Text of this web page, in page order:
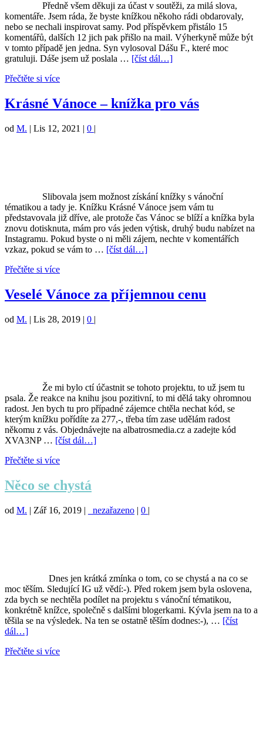
Předně všem děkuji za účast v soutěži, za milá slova,
komentáře. Jsem ráda, že byste knížkou někoho rádi obdarovaly,
nebo se nechali inspirovat samy. Pod příspěvkem přistálo 15
komentářů, dalších 12 jich pak přišlo na mail. Výherkyně může být
v tomto případě jen jedna. Syn vylosoval Dášu F., které moc
gratuluji. Dáše jsem už poslala … [číst dál…]
Přečtěte si více
Krásné Vánoce – knížka pro vás
od M. | Lis 12, 2021 | 0 |
Slibovala jsem možnost získání knížky s vánoční
tématikou a tady je. Knížku Krásné Vánoce jsem vám tu
představovala již dříve, ale protože čas Vánoc se blíží a knížka byla
znovu dotisknuta, mám pro vás jeden výtisk, druhý budu nabízet na
Instagramu. Pokud byste o ni měli zájem, nechte v komentářích
vzkaz, pokud se vám to … [číst dál…]
Přečtěte si více
Veselé Vánoce za příjemnou cenu
od M. | Lis 28, 2019 | 0 |
Že mi bylo ctí účastnit se tohoto projektu, to už jsem tu
psala. Že reakce na knihu jsou pozitivní, to mi dělá taky ohromnou
radost. Jen bych tu pro případné zájemce chtěla nechat kód, se
kterým knížku pořídíte za 277,-, třeba tím zase udělám radost
někomu z vás. Objednávejte na albatrosmedia.cz a zadejte kód
XVA3NP … [číst dál…]
Přečtěte si více
Něco se chystá
od M. | Zář 16, 2019 | _nezařazeno | 0 |
Dnes jen krátká zmínka o tom, co se chystá a na co se
moc těším. Sledující IG už vědí:-). Před rokem jsem byla oslovena,
zda bych se nechtěla podílet na projektu s vánoční tématikou,
konkrétně knížce, společně s dalšími blogerkami. Kývla jsem na to a
těšila se na výsledek. Na ten se ostatně těším dodnes:-), … [číst
dál…]
Přečtěte si více